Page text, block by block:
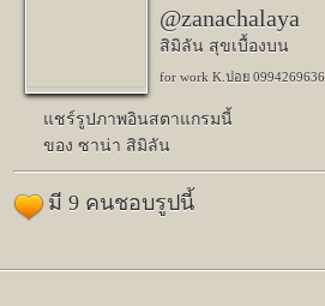
@zanachalaya
สิมิลัน สุขเบื้องบน
for work K.ปอย 0994269636
แชร์รูปภาพอินสตาแกรมนี้
ของ ซาน่า สิมิลัน
มี 9 คนชอบรูปนี้